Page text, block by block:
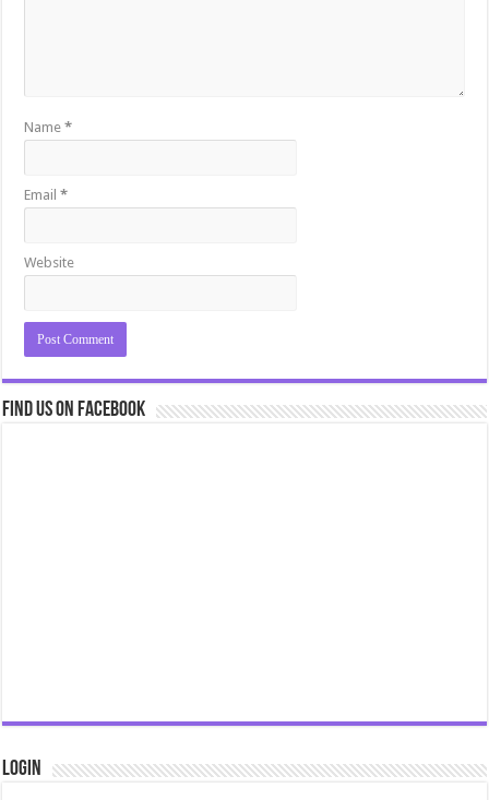
Name*
Email*
Website
Find us on Facebook
Login